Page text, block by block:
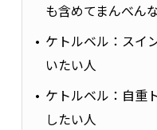
も含めてまんべん
ケトルベル：スイ
いたい人
ケトルベル：自重
したい人